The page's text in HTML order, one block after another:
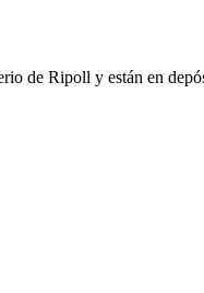
de Ripoll y están en